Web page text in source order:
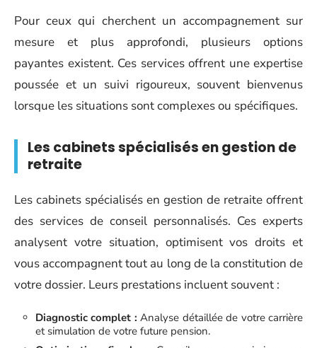
Pour ceux qui cherchent un accompagnement sur
mesure et plus approfondi, plusieurs options
payantes existent. Ces services offrent une expertise
poussée et un suivi rigoureux, souvent bienvenus
lorsque les situations sont complexes ou spécifiques.
Les cabinets spécialisés en gestion de
retraite
Les cabinets spécialisés en gestion de retraite offrent
des services de conseil personnalisés. Ces experts
analysent votre situation, optimisent vos droits et
vous accompagnent tout au long de la constitution de
votre dossier. Leurs prestations incluent souvent :
Diagnostic complet : Analyse détaillée de votre carrière
et simulation de votre future pension.